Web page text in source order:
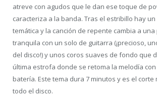
atreve con agudos que le dan ese toque de
caracteriza a la banda. Tras el estribillo hay un
temática y la canción de repente cambia a una
tranquila con un solo de guitarra (¡precioso,
del disco!) y unos coros suaves de fondo que
última estrofa donde se retoma la melodía
batería. Este tema dura 7 minutos y es el corte
todo el disco.